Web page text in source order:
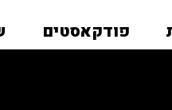
פודקאסטים